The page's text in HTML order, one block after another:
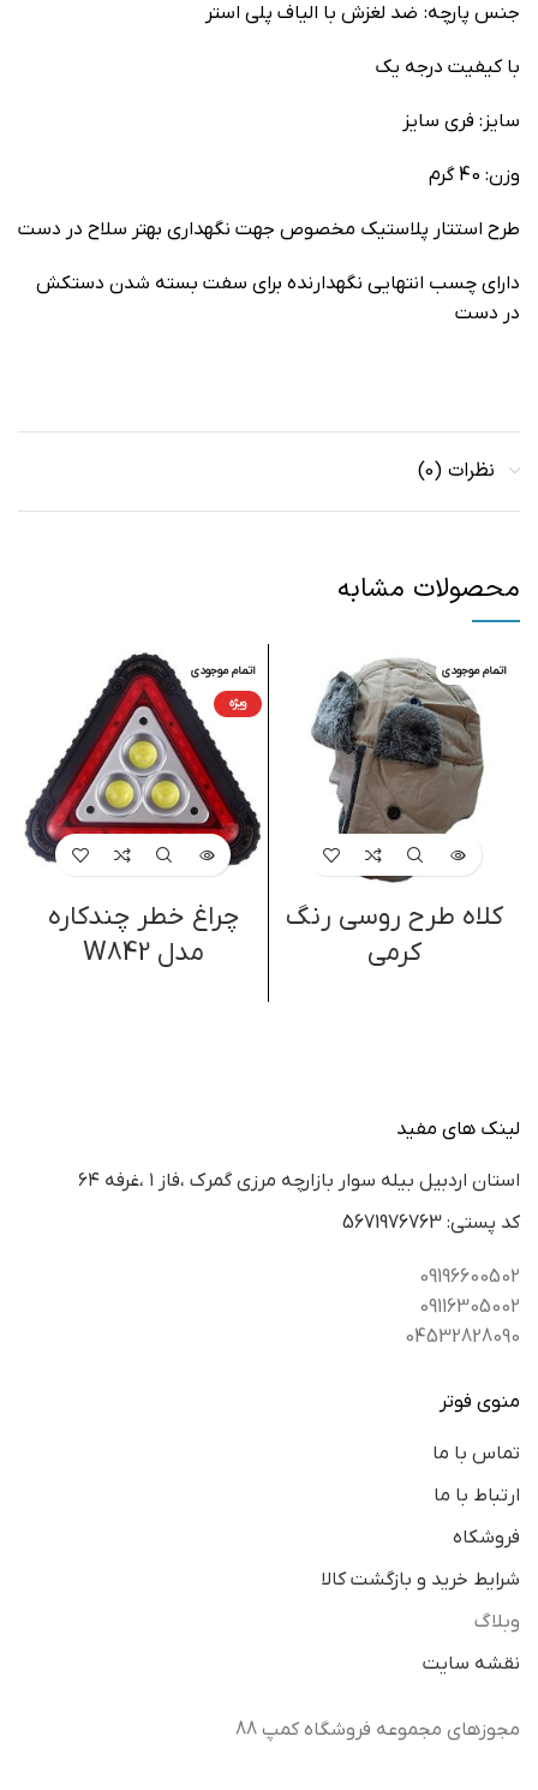
جنس پارچه: ضد لغزش با الیاف پلی استر
با کیفیت درجه یک
سایز: فری سایز
وزن: 40 گرم
طرح استتار پلاستیک مخصوص جهت نگهداری بهتر سلاح در دست
دارای چسب انتهایی نگهدارنده برای سفت بسته شدن دستکش
در دست
نظرات (0)
محصولات مشابه
اتمام موجودی
کلاه طرح روسی رنگ
کرمی
اتمام موجودی
ویژه
چراغ خطر چندکاره
مدل W842
لینک های مفید
استان اردبيل بيله سوار بازارچه مرزي گمرك ،فاز ١ ،غرفه ٦٤
كد پستي: 5671976763
09196600502
09116305002
04532828090
منوی فوتر
تماس با ما
ارتباط با ما
فروشکاه
شرایط خرید و بازگشت کالا
وبلاگ
نقشه سایت
مجوزهای مجموعه فروشگاه کمپ 88